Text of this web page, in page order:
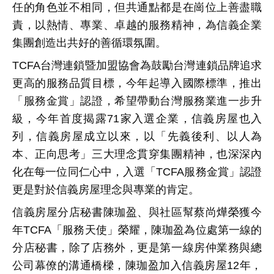
任的角色並不相同，但共通點都是在崗位上善盡職
責，以熱情、專業、卓越的服務精神，為信義企業
集團創造出共好的善循環氛圍。
TCFA台灣連鎖暨加盟協會為鼓勵台灣連鎖品牌追求
更高的服務品質目標，今年起導入國際標準，推出
「服務金賞」認證，希望帶動台灣服務業進一步升
級，今年首度揭露71 家入選企業，信義房屋也入
列，信義房屋成立以來，以「先義後利、以人為
本、正向思考」三大理念貫穿集團精神，也深深內
化在每一位同仁心中，入選「TCFA服務金賞」認證
更是對於信義房屋理念與專業的肯定。
信義房屋分店秘書陳珈盈、與社區幫蔡尚燁榮獲今
年TCFA 「服務天使」榮耀，陳珈盈為位處第一線的
分店秘書，除了店務外，更是第一線房仲業務與總
公司幕僚的溝通橋樑，陳珈盈加入信義房屋12年，